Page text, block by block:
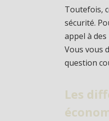
Toutefois,
sécurité.
appel à
Vous vous
question
Les